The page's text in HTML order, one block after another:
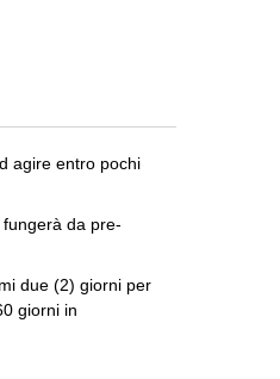
agire entro pochi
da pre-
due (2) giorni per
giorni in